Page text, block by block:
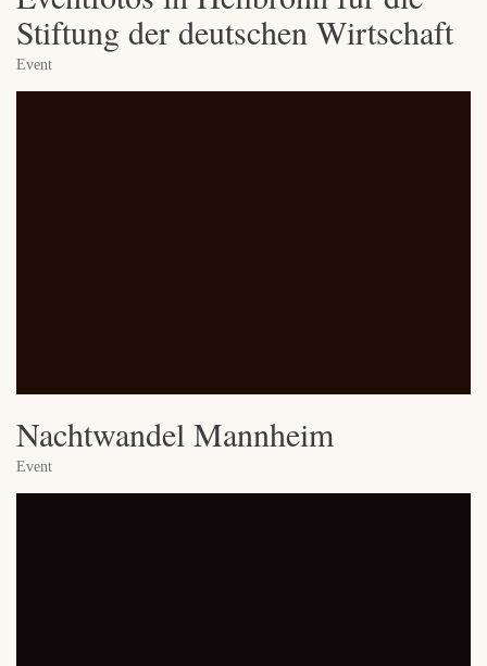
Stiftung der deutschen Wirtschaft
Event
Nachtwandel Mannheim
Event